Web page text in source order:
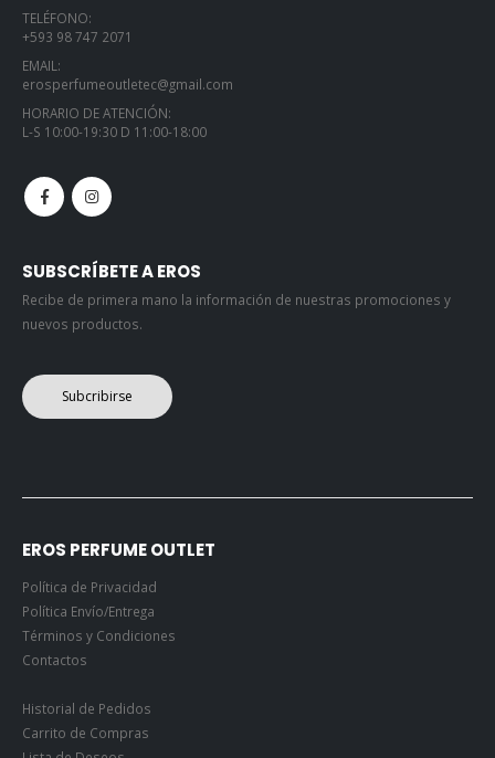
TELÉFONO:
+593 98 747 2071
EMAIL:
erosperfumeoutletec@gmail.com
HORARIO DE ATENCIÓN:
L-S 10:00-19:30 D 11:00-18:00
SUBSCRÍBETE A EROS
Recibe de primera mano la información de nuestras promociones y
nuevos productos.
Subcribirse
EROS PERFUME OUTLET
Política de Privacidad
Política Envío/Entrega
Términos y Condiciones
Contactos
Historial de Pedidos
Carrito de Compras